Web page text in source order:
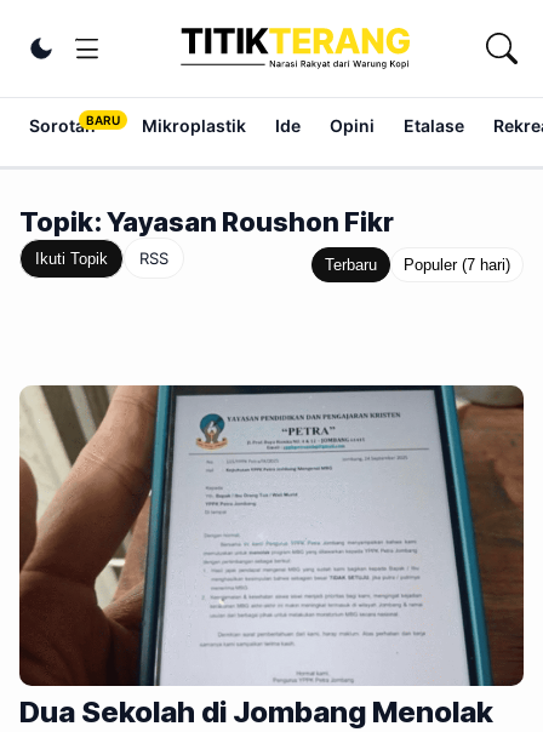
Ubah tema
Sorotan Mikroplastik Ide Opini Etalase
Topik: Yayasan Roushon Fikr
Ikuti Topik RSS Terbaru Populer (7 hari)
Dua Sekolah di Jombang Menolak